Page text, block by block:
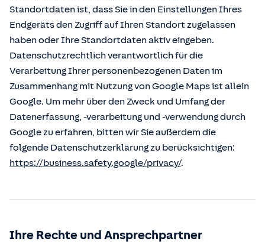
Standortdaten ist, dass Sie in den Einstellungen Ihres
Endgeräts den Zugriff auf Ihren Standort zugelassen
haben oder Ihre Standortdaten aktiv eingeben.
Datenschutzrechtlich verantwortlich für die
Verarbeitung Ihrer personenbezogenen Daten im
Zusammenhang mit Nutzung von Google Maps ist allein
Google. Um mehr über den Zweck und Umfang der
Datenerfassung, -verarbeitung und -verwendung durch
Google zu erfahren, bitten wir Sie außerdem die
folgende Datenschutzerklärung zu berücksichtigen:
https://business.safety.google/privacy/.
Ihre Rechte und Ansprechpartner